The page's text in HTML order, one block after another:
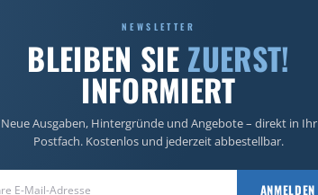
NEWSLETTER
BLEIBEN SIEZUERST!
INFORMIERT
Neue Ausgaben, Hintergründe und Angebote – direkt in Ihr
Postfach. Kostenlos und jederzeit abbestellbar.
ANMELDEN